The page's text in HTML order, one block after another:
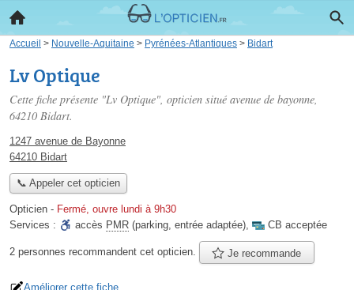
Accueil > Nouvelle-Aquitaine > Pyrénées-Atlantiques > Bidart
Lv Optique
Cette fiche présente "Lv Optique", opticien situé avenue de bayonne,
64210 Bidart.
1247 avenue de Bayonne
64210 Bidart
📞 Appeler cet opticien
Opticien - Fermé, ouvre lundi à 9h30
Services :
accès PMR (parking, entrée adaptée), CB acceptée
2 personnes recommandent cet opticien. Je recommande
Améliorer cette fiche